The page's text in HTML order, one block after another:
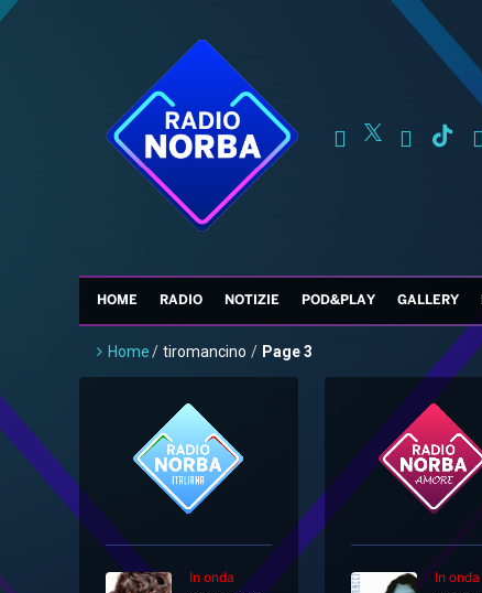
HOME RADIO NOTIZIE POD&PLAY GALLERY
Home/ tiromancino / Page 3
In onda
In onda